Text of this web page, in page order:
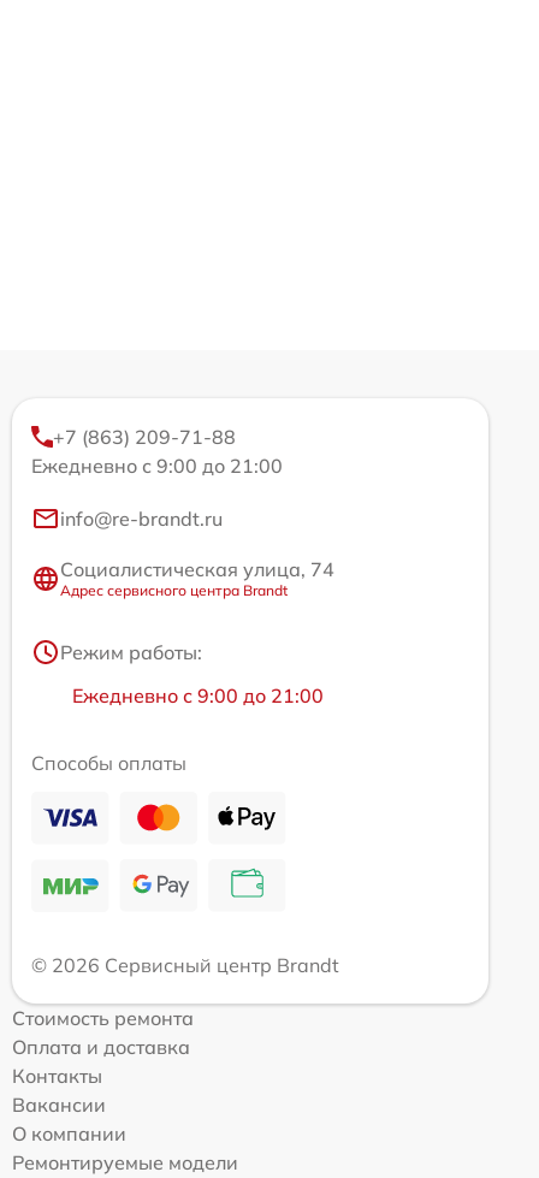
+7 (863) 209-71-88
Ежедневно с 9:00 до 21:00
info@re-brandt.ru
Социалистическая улица, 74
Адрес сервисного центра Brandt
Режим работы:
Ежедневно с 9:00 до 21:00
Способы оплаты
© 2026 Сервисный центр Brandt
Стоимость ремонта
Оплата и доставка
Контакты
Вакансии
О компании
Ремонтируемые модели